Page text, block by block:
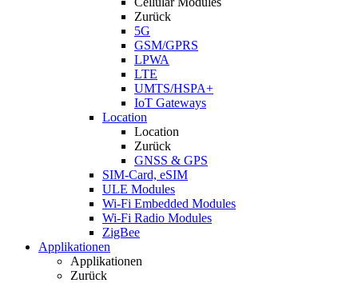
Zurück
5G
GSM/GPRS
LPWA
LTE
UMTS/HSPA+
IoT Gateways
Location
Location
Zurück
GNSS & GPS
SIM-Card, eSIM
ULE Modules
Wi-Fi Embedded Modules
Wi-Fi Radio Modules
ZigBee
Applikationen
Applikationen
Zurück